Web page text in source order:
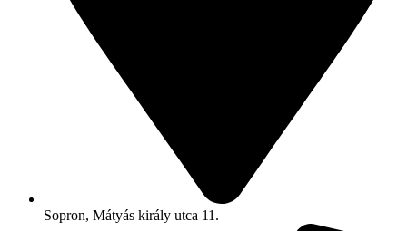
Sopron, Mátyás király utca 11.